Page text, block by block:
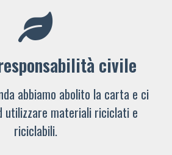
civile
abbiamo abolito la carta e ci
utilizzare materiali riciclati e
riciclabili.